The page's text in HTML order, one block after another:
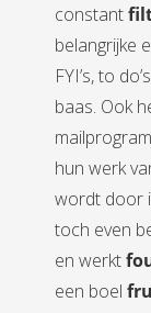
constant
belangrijke
FYI’s, to
baas. Ook
hun werk
wordt door
toch even
en werkt
een boel